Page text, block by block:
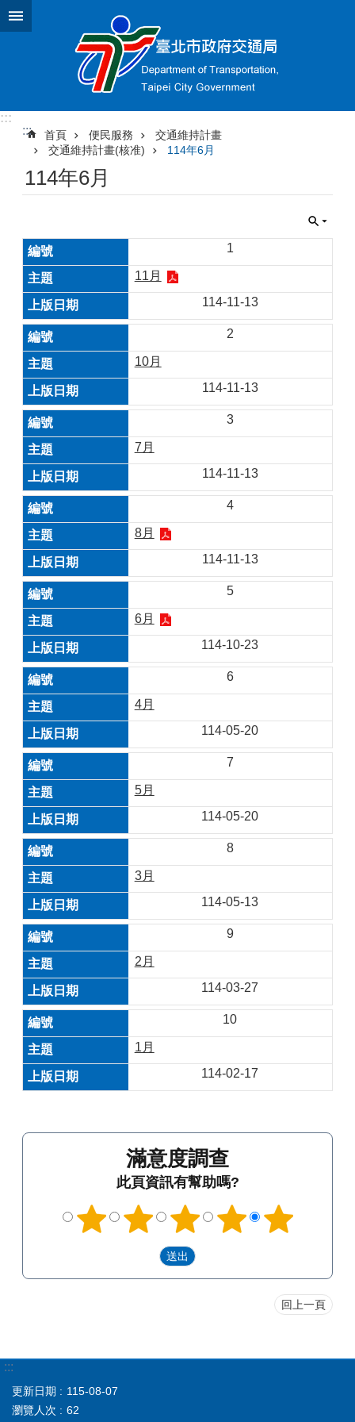
跳到主要內容區塊
:::
:::
首頁 便民服務
交通維持計畫
交通維持計畫(核准)
114年6月
114年6月
1
11月
114-11-13
2
10月
114-11-13
3
7月
114-11-13
4
8月
114-11-13
5
6月
114-10-23
6
4月
114-05-20
7
5月
114-05-20
8
3月
114-05-13
9
2月
114-03-27
10
1月
114-02-17
滿意度調查
此頁資訊有幫助嗎?
回上一頁
:::
更新日期
115-08-07
瀏覽人次
62